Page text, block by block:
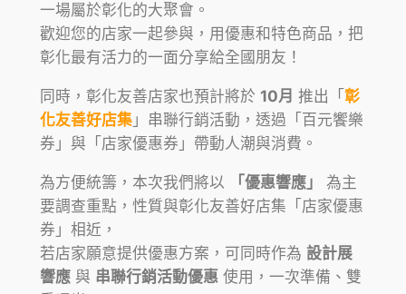
一場屬於彰化的大聚會。
歡迎您的店家一起參與，用優惠和特色商品，把
彰化最有活力的一面分享給全國朋友！
同時，彰化友善店家也預計將於 10月 推出「 彰
化友善好店集」串聯行銷活動，透過「百元饗樂
券」與「店家優惠券」帶動人潮與消費。
為方便統籌，本次我們將以 「優惠響應」
為主
要調查重點，性質與彰化友善好店集「店家優惠
券」相近，
若店家願意提供優惠方案，可同時作為 設計展
響應與 串聯行銷活動優惠 使用，一次準備、雙